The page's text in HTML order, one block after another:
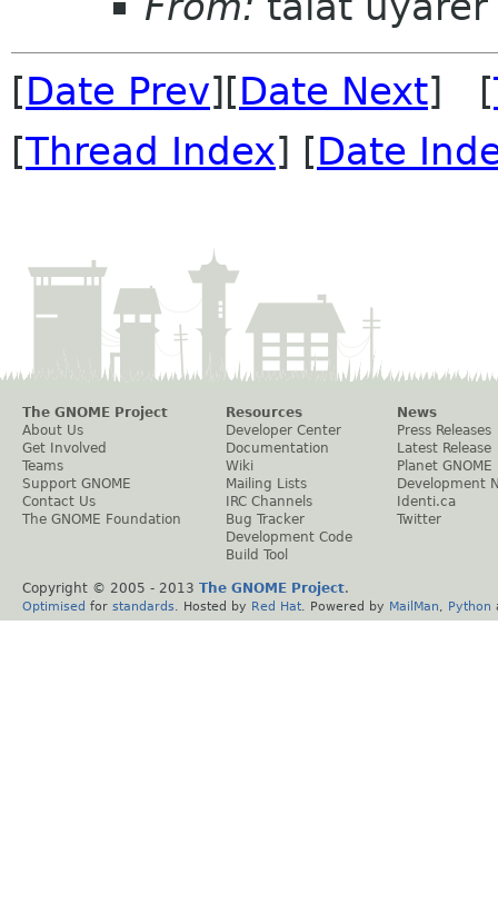
[Date Prev][Date Next] [
[Thread Index] [Date
The GNOME Project
About Us
Get Involved
Teams
Support GNOME
Contact Us
The GNOME Foundation
Resources
Developer Center
Documentation
Wiki
Mailing Lists
IRC Channels
Bug Tracker
Development Code
Build Tool
News
Press Releases
Latest Release
Planet GNOME
Development
Identi.ca
Twitter
Copyright © 2005 - 2013 The GNOME Project.
Optimised for standards . Hosted by Red Hat . Powered by MailMan Python